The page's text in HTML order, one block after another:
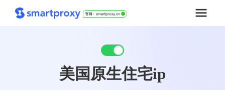
美国原生住宅ip